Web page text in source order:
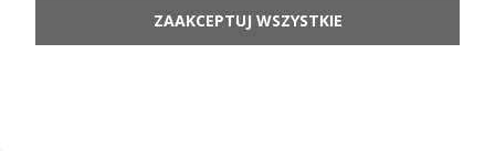
ZAAKCEPTUJ WSZYSTKIE